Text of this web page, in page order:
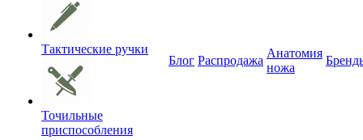
Тактические ручки
Точильные
приспособления
Блог Распродажа
Анатомия
ножа